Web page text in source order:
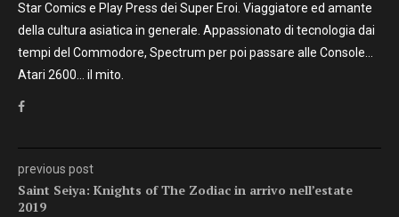
Star Comics e Play Press dei Super Eroi. Viaggiatore ed amante
della cultura asiatica in generale. Appassionato di tecnologia dai
tempi del Commodore, Spectrum per poi passare alle Console…
Atari 2600… il mito.
previous post
Saint Seiya: Knights of The Zodiac in arrivo nell’estate
2019